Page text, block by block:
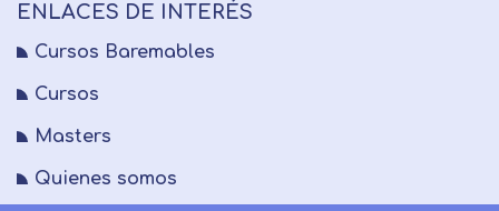
ENLACES DE INTERÉS
Cursos Baremables
Cursos
Masters
Quienes somos